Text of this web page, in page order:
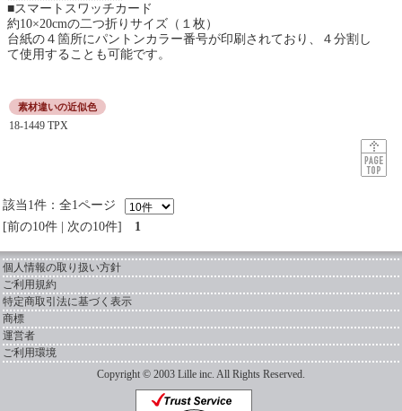
■スマートスワッチカード
約10×20cmの二つ折りサイズ（１枚）
台紙の４箇所にパントンカラー番号が印刷されており、４分割し
て使用することも可能です。
素材違いの近似色
18-1449 TPX
該当1件：全1ページ
前の10件
次の10件 1
個人情報の取り扱い方針
ご利用規約
特定商取引法に基づく表示
商標
運営者
ご利用環境
Copyright © 2003 Lille inc. All Rights Reserved.